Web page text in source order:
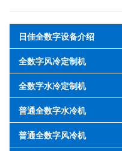
日佳全数字设备介绍
全数字风冷定制机
全数字水冷定制机
普通全数字水冷机
普通全数字风冷机